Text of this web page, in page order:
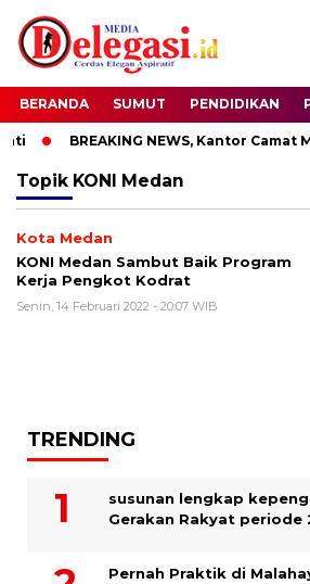
BERANDA SUMUT PENDIDIKAN
BREAKING NEWS, Kantor Camat
Topik KONI Medan
Kota Medan
KONI Medan Sambut Baik Program
Kerja Pengkot Kodrat
Senin, 14 Februari 2022 - 20:07 WIB
TRENDING
susunan lengkap
Gerakan Rakyat periode
Pernah Praktik di